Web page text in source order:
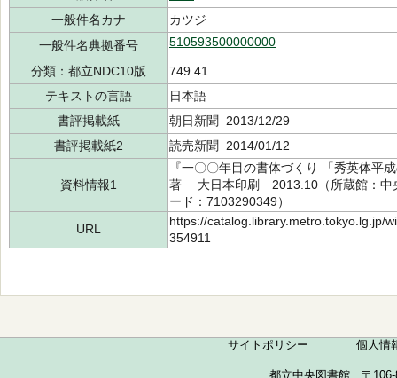
一般件名カナ
カツジ
一般件名典拠番号
510593500000000
分類：都立NDC10版
749.41
テキストの言語
日本語
書評掲載紙
朝日新聞 2013/12/29
書評掲載紙2
読売新聞 2014/01/12
資料情報1
『一〇〇年目の書体づくり 「秀英体
著 大日本印刷 2013.10（所蔵館：
ード：7103290349）
URL
https://catalog.library.metro.tokyo.lg.jp/
354911
サイトポリシー 個人情
都立中央図書館 〒